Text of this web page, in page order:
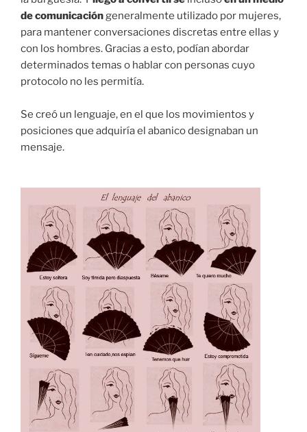
de comunicacióngeneralmente utilizado por mujeres,
para mantener conversaciones discretas entre ellas y
con los hombres. Gracias a esto, podían abordar
determinados temas o hablar con personas cuyo
protocolo no les permitía.⁣
Se creó un lenguaje, en el que los movimientos y
posiciones que adquiría el abanico designaban un
mensaje.